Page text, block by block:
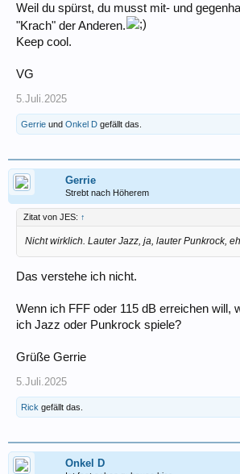
Weil du spürst, du musst mit- und
"Krach" der Anderen.
Keep cool.
VG
5.Juli.2025
Gerrie und Onkel D gefällt das.
Gerrie
Strebt nach Höherem
Zitat von JES: ↑
Nicht wirklich. Lauter Jazz, ja, lauter Punkrock,
Das verstehe ich nicht.
Wenn ich FFF oder 115 dB erreichen will,
ich Jazz oder Punkrock spiele?
Grüße Gerrie
5.Juli.2025
Rick gefällt das.
Onkel D